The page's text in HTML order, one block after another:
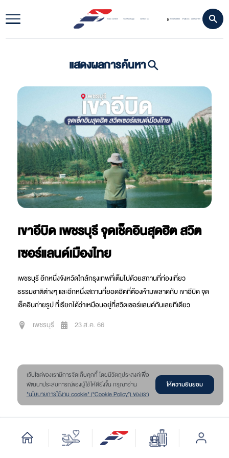
Home Travel Update Video Content Tour Package Contact Us ดาวน์โหลดแอป เข้าสู่ระบบ | สมัครสมาชิก
แสดงผลการค้นหา
เขาอีบิด เพชรบุรี จุดเช็คอินสุดฮิต สวิต
เซอร์แลนด์เมืองไทย
เพชรบุรี อีกหนึ่งจังหวัดใกล้กรุงเทพที่เต็มไปด้วยสถานที่ท่องเที่ยว
ธรรมชาติต่างๆ และอีกหนึ่งสถานที่ยอดฮิตที่ต้องห้ามพลาดกับ เขาอีบิด จุด
เช็คอินถ่ายรูป ที่เรียกได้ว่าเหมือนอยู่ที่สวิตเซอร์แลนด์กันเลยทีเดียว
เพชรบุรี
23 ส.ค. 66
เว๊บไซต์ของเรามีการจัดเก็บคุกกี้ โดยมีวัตถุประสงค์เพื่อ
พัฒนาประสบการณ์ของผู้ใช้ให้ดียิ่งขึ้น กรุณาอ่าน
"นโยบายการใช้งาน cookie" (“Cookie Policy”) ของเรา
ให้ความยินยอม